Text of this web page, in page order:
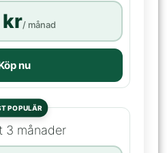
/ månad
nu
POPULÄR
3 månader